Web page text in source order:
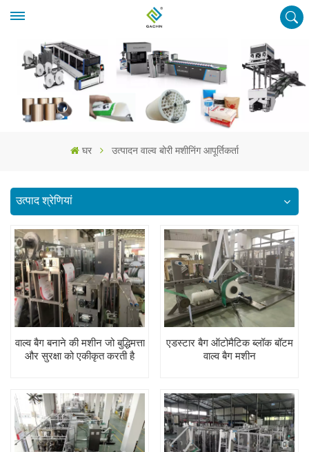
घर उत्पादन वाल्व बोरी मशीनिंग आपूर्तिकर्ता
उत्पाद श्रेणियां
वाल्व बैग बनाने की मशीन जो बुद्धिमत्ता
और सुरक्षा को एकीकृत करती है
एडस्टार बैग ऑटोमैटिक ब्लॉक बॉटम
वाल्व बैग मशीन